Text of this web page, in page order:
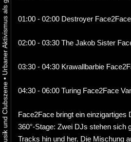
•
01:00 - 02:00 Destroyer
02:00 - 03:30 The Jakob Sister
03:30 - 04:30 Krawallbarbie
04:30 - 06:00 Turing Face2Face
Face2Face bringt ein einzigartiges
360°-Stage: Zwei DJs stehen sich
Tracks hin und her. Die Mischung